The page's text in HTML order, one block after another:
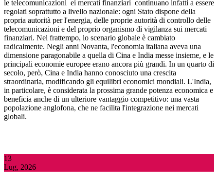
le telecomunicazioni ei mercati finanziari continuano infatti a essere
regolati soprattutto a livello nazionale: ogni Stato dispone della
propria autorità per l'energia, delle proprie autorità di controllo delle
telecomunicazioni e del proprio organismo di vigilanza sui mercati
finanziari. Nel frattempo, lo scenario globale è cambiato
radicalmente. Negli anni Novanta, l'economia italiana aveva una
dimensione paragonabile a quella di Cina e India messe insieme, e le
principali economie europee erano ancora più grandi. In un quarto di
secolo, però, Cina e India hanno conosciuto una crescita
straordinaria, modificando gli equilibri economici mondiali. L'India,
in particolare, è considerata la prossima grande potenza economica e
beneficia anche di un ulteriore vantaggio competitivo: una vasta
popolazione anglofona, che ne facilita l'integrazione nei mercati
globali.
13
Lug, 2026